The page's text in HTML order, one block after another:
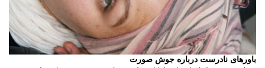
باورهای نادرست درباره جوش صورت